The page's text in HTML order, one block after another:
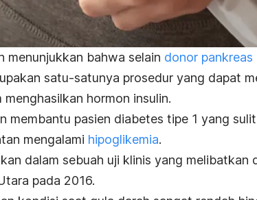
menunjukkan bahwa selain donor
satu-satunya prosedur yang dapat
hormon insulin.
membantu pasien diabetes tipe 1 yang
mengalami hipoglikemia.
dalam sebuah uji klinis yang melibatkan
pada 2016.